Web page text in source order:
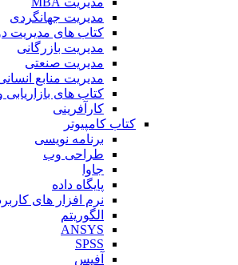
مدیریت جهانگردی
کتاب های مدیریت
مدیریت بازرگانی
مدیریت صنعتی
مدیریت منابع
کتاب های
کارآفرینی
کتاب کامپیوتر
برنامه نویسی
طراحی وب
جاوا
پایگاه داده
نرم افزار های
الگوریتم
ANSYS
SPSS
آفیس